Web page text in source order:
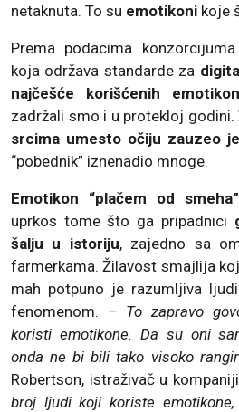
netaknuta. To su emotikoni koje
Prema podacima konzorcijuma
koja održava standarde za
najčešće korišćenih
zadržali smo i u protekloj godini.
srcima umesto očiju zauzeo
“pobednik” iznenadio mnoge.
Emotikon “plačem od
uprkos tome što ga pripadnici
šalju u istoriju, zajedno sa
farmerkama. Žilavost smajlija
mah potpuno je razumljiva
fenomenom. – To zapravo
koristi emotikone. Da su oni
onda ne bi bili tako visoko
Robertson, istraživač u
broj ljudi koji koriste